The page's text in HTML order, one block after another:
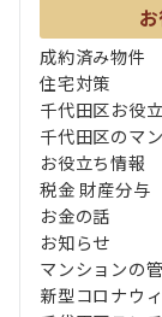
成約済み物件
住宅対策
千代田区お役
千代田区のマ
お役立ち情報
税金 財産分与
お金の話
お知らせ
マンションの
新型コロナウ